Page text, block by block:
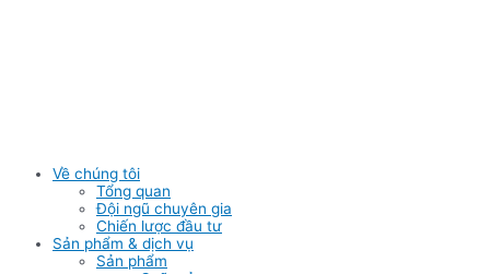
Về chúng tôi
Tổng quan
Đội ngũ chuyên gia
Chiến lược đầu tư
Sản phẩm & dịch vụ
Sản phẩm